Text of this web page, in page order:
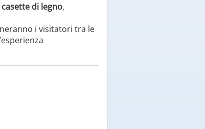
di legno,
i visitatori tra le